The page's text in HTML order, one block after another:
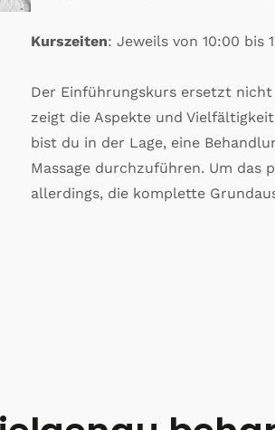
Kurszeiten: Jeweils von 10:00 bis
Der Einführungskurs ersetzt
zeigt die Aspekte und
bist du in der Lage, eine
Massage durchzuführen. Um das
allerdings, die komplette